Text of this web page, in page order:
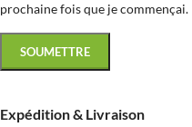
prochaine fois que je commençai.
Expédition & Livraison